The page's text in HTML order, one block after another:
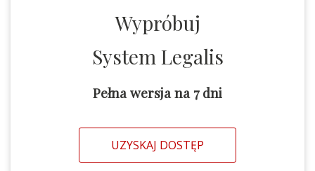
Wypróbuj
System Legalis
Pełna wersja na 7 dni
UZYSKAJ DOSTĘP